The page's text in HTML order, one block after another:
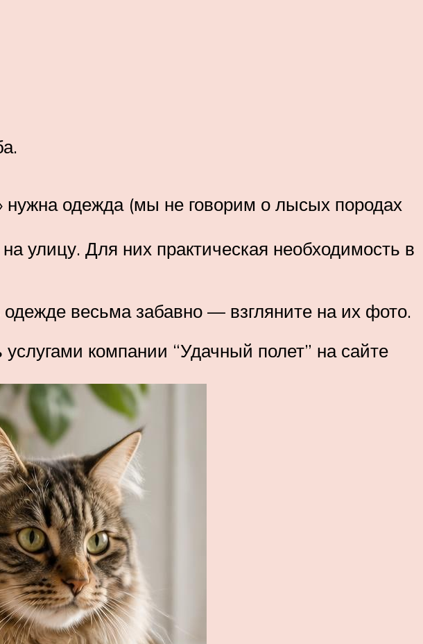
нужна одежда (мы не говорим о лысых породах
улицу. Для них практическая необходимость в
весьма забавно — взгляните на их фото.
компании “Удачный полет” на сайте